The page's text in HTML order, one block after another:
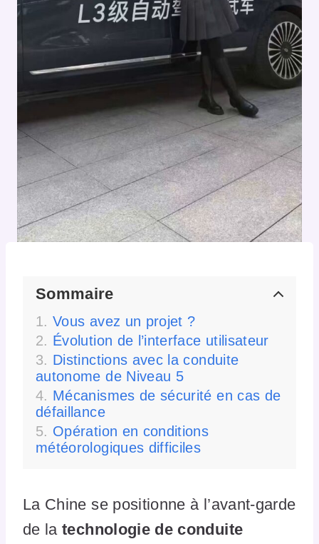
Sommaire
Vous avez un projet ?
Évolution de l’interface utilisateur
Distinctions avec la conduite
autonome de Niveau 5
Mécanismes de sécurité en cas de
défaillance
Opération en conditions
météorologiques difficiles
La Chine se positionne à l’avant-garde
de latechnologie de conduite